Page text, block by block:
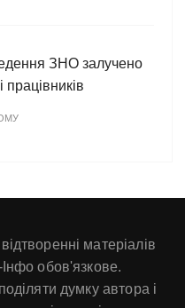
ЗНО залучено
працівників
матеріалів
обов'язкове.
думку автора і